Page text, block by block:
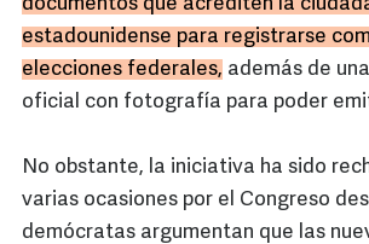
documentos que acrediten la
estadounidense para registrarse
elecciones federales, además de
oficial con fotografía para poder
No obstante, la iniciativa ha sido
varias ocasiones por el Congreso
demócratas argumentan que las